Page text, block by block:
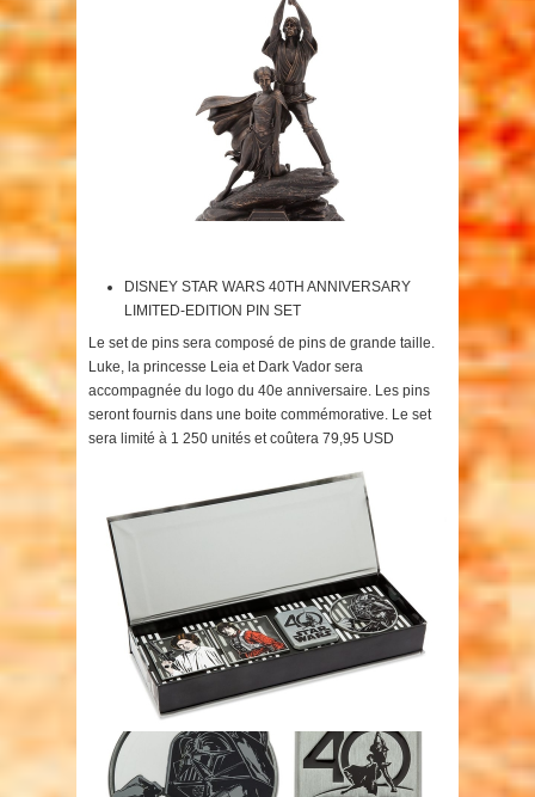
DISNEY STAR WARS 40TH ANNIVERSARY
LIMITED-EDITION PIN SET
Le set de pins sera composé de pins de grande taille.
Luke, la princesse Leia et Dark Vador sera
accompagnée du logo du 40e anniversaire. Les pins
seront fournis dans une boite commémorative. Le set
sera limité à 1 250 unités et coûtera 79,95 USD